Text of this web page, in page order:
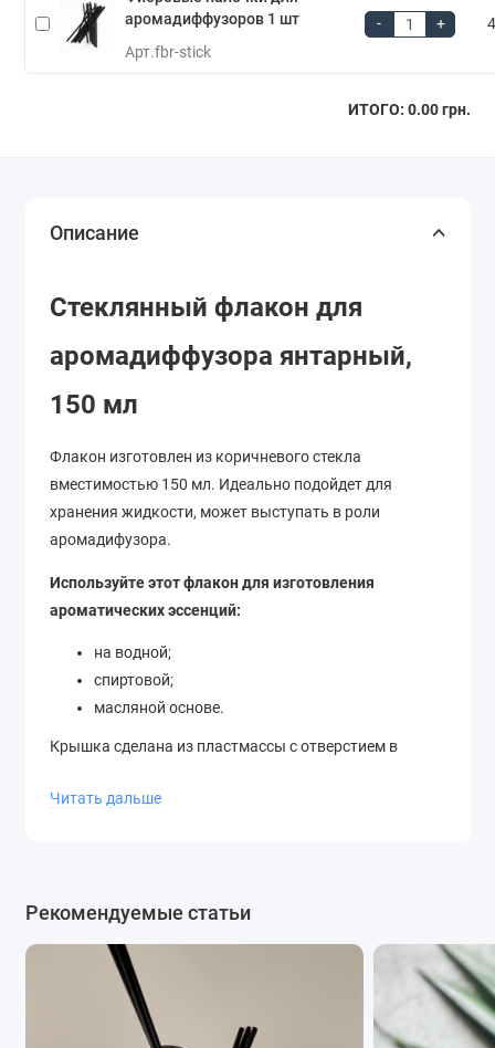
аромадиффузоров 1 шт
Арт.fbr-stick
- +
ИТОГО: 0.00 грн.
Описание
Стеклянный флакон для
аромадиффузора янтарный,
150 мл
Флакон изготовлен из коричневого стекла
вместимостью 150 мл. Идеально подойдет для
хранения жидкости, может выступать в роли
аромадифузора.
Используйте этот флакон для изготовления
ароматических эссенций:
на водной;
спиртовой;
масляной основе.
Крышка сделана из пластмассы с отверстием в
уместиться до 6 штук. Она плотно и герметично
Можно купить аромадифузор в подарок или для
собственных нужд.
В видео можно посмотреть, как выглядит
коричневый флакон для аромадифузоров:
Читать дальше
Рекомендуемые статьи